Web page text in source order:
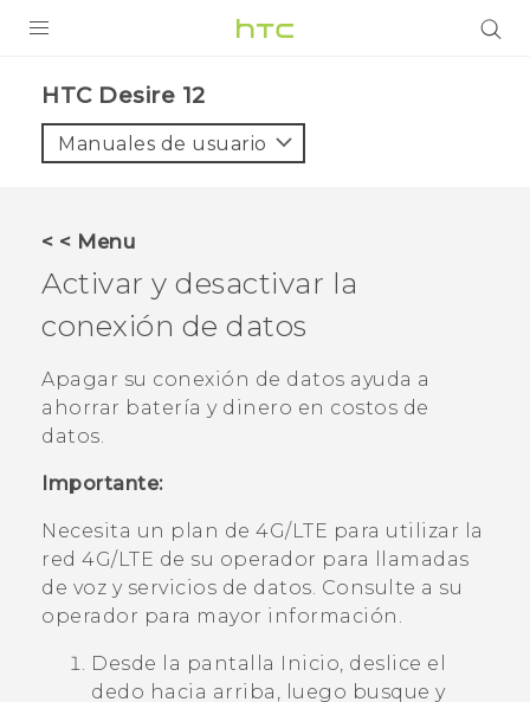
VIVE
VIVERSE
AYUDA
HTC Devices & Accessories
HTC Desire 12‎
Manuales de usuario
< < Menu
Activar y desactivar la
conexión de datos
Apagar su conexión de datos ayuda a
ahorrar batería y dinero en costos de
datos.
Importante:
Necesita un plan de 4G‍/ LTE para utilizar la
red 4G/ LTE de su operador para llamadas
de voz y servicios de datos. Consulte a su
operador para mayor información.
Desde la pantalla Inicio, deslice el
dedo hacia arriba, luego busque y